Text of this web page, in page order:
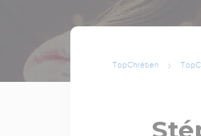
TopChrétien